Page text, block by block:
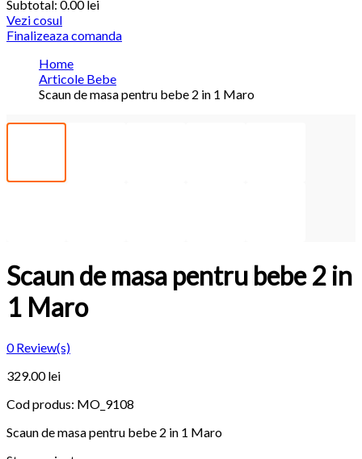
Subtotal: 0.00 lei
Vezi cosul
Finalizeaza comanda
Home
Articole Bebe
Scaun de masa pentru bebe 2 in 1 Maro
Scaun de masa pentru bebe 2 in
1 Maro
0Review(s)
329.00 lei
Cod produs: MO_9108
Scaun de masa pentru bebe 2 in 1 Maro